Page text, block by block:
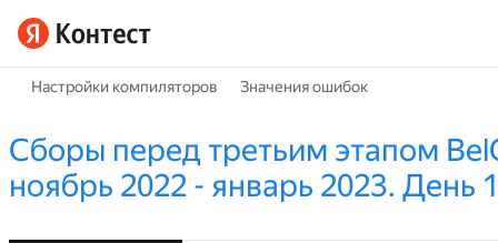
Настройки компиляторов Значения ошибок
Сборы перед третьим этапом
ноябрь 2022 - январь 2023. День